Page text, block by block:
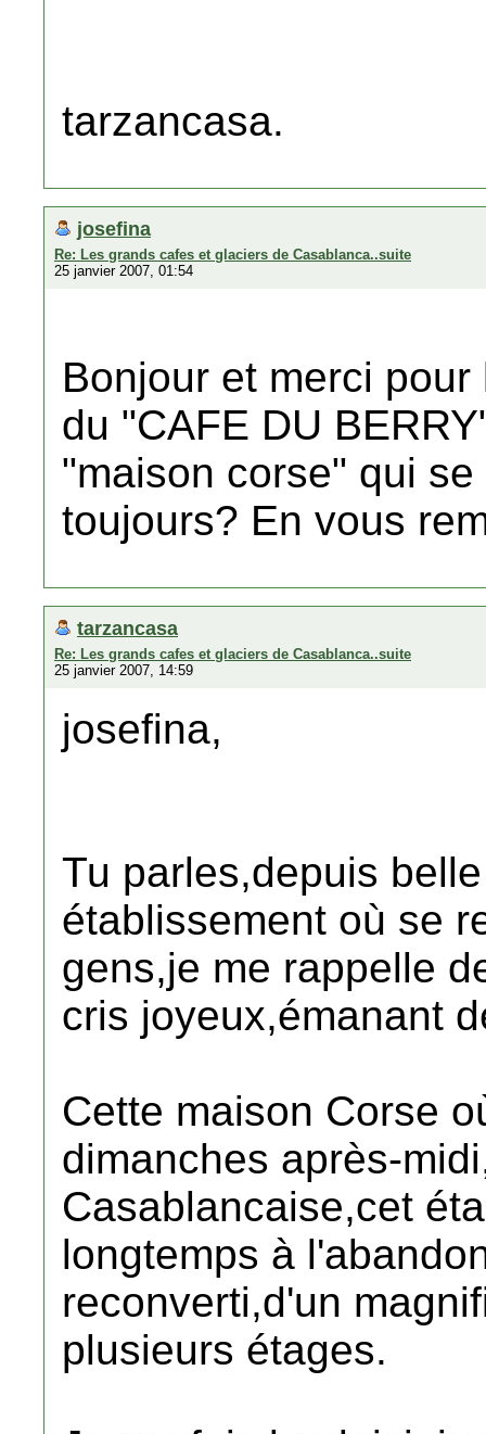
tarzancasa.
josefina
Re: Les grands cafes et glaciers de Casablanca..suite
25 janvier 2007, 01:54
Bonjour et merci
du "CAFE DU
"maison corse" qui
toujours? En vous
tarzancasa
Re: Les grands cafes et glaciers de Casablanca..suite
25 janvier 2007, 14:59
josefina,
Tu parles,depuis
établissement où se
gens,je me rappelle
cris joyeux,émanant
Cette maison Corse
dimanches après-
Casablancaise,cet
longtemps à
reconverti,d'un
plusieurs étages.